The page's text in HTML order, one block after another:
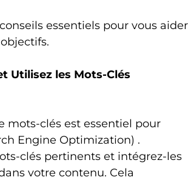
essentiels pour vous aider
Utilisez les Mots-Clés
mots-clés est essentiel pour
Engine Optimization) .
clés pertinents et intégrez-les
votre contenu. Cela